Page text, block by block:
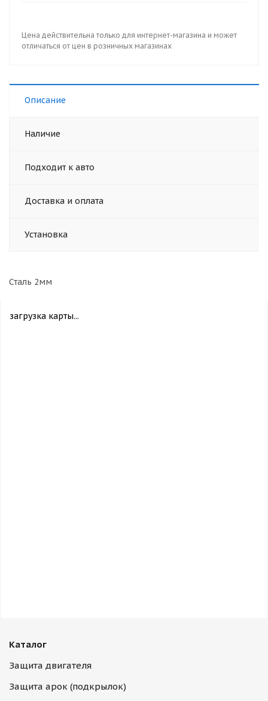
Цена действительна только для интернет-магазина и может
отличаться от цен в розничных магазинах
Описание
Наличие
Подходит к авто
Доставка и оплата
Установка
Сталь 2мм
загрузка карты...
Каталог
Защита двигателя
Защита арок (подкрылок)